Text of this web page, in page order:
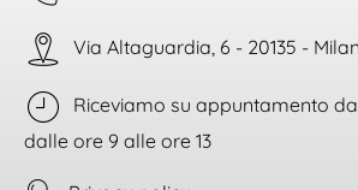
Via Altaguardia, 6 - 20135 -
Riceviamo su appuntamento
dalle ore 9 alle ore 13